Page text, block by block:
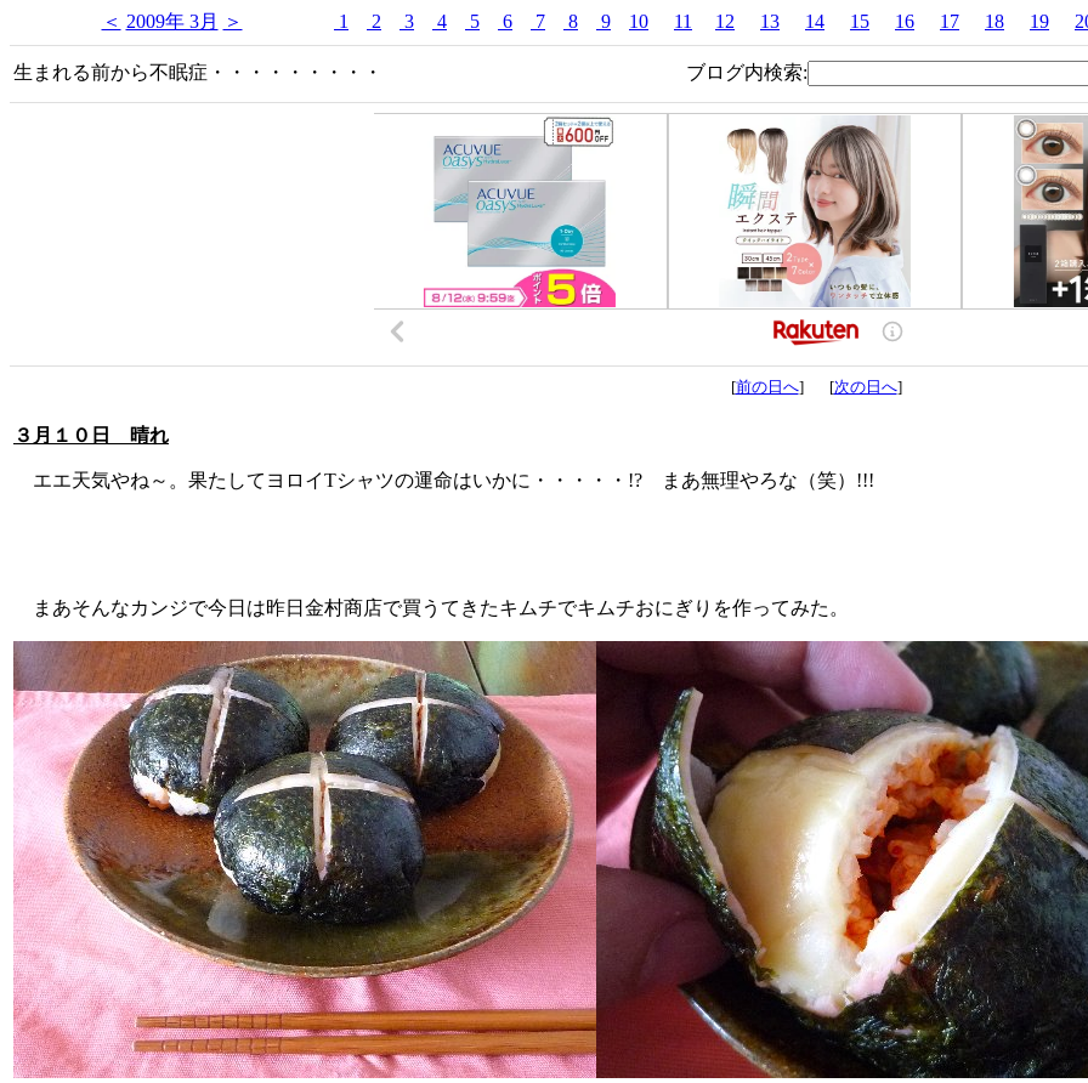
＜ 2009年 3月 ＞ 1 2 3 4 5 6 7 8 9 10 11 12 13 14 15 16 17 18 19
生まれる前から不眠症・・・・・・・・・ ブログ内検索:
[前の日へ] [次の日へ]
３月１０日 晴れ
エエ天気やね～。果たしてヨロイTシャツの運命はいかに・・・・・!? まあ無理やろな（笑）!!!
まあそんなカンジで今日は昨日金村商店で買うてきたキムチでキムチおにぎりを作ってみた。